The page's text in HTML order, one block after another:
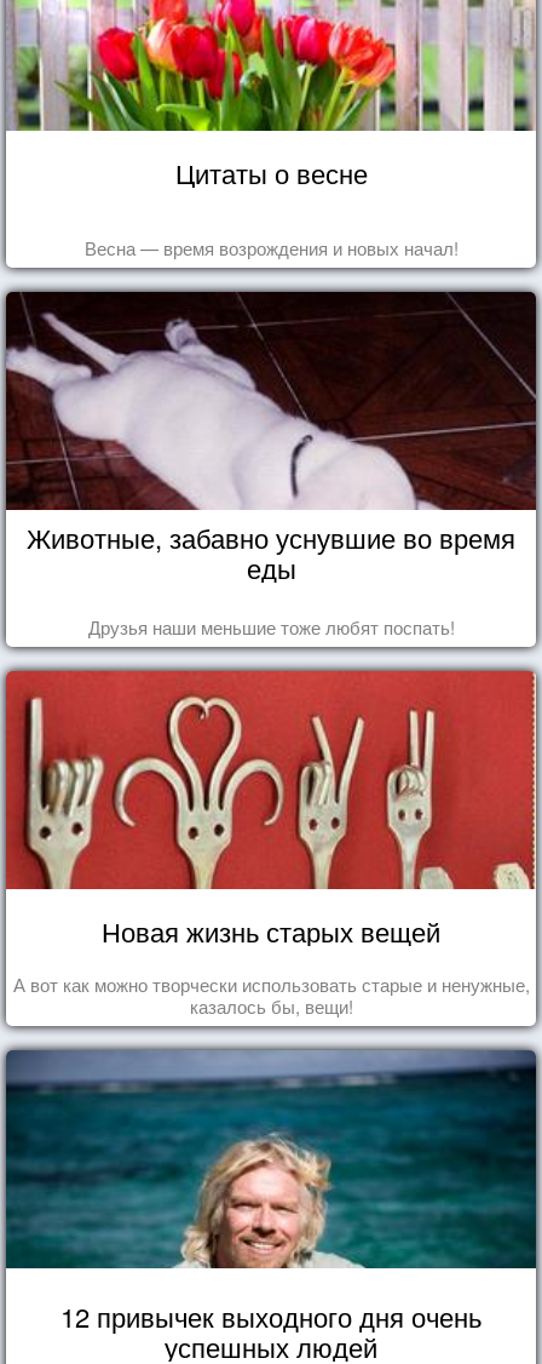
Цитаты о весне
Весна — время возрождения и новых начал!
Животные, забавно уснувшие во время
еды
Друзья наши меньшие тоже любят поспать!
Новая жизнь старых вещей
А вот как можно творчески использовать старые и ненужные,
казалось бы, вещи!
12 привычек выходного дня очень
успешных людей